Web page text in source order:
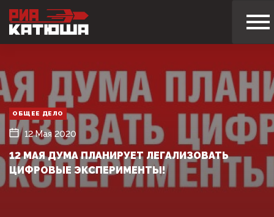
ОБЩЕЕ ДЕЛО
12 Мая 2020
12 МАЯ ДУМА ПЛАНИРУЕТ ЛЕГАЛИЗОВАТЬ
ЦИФРОВЫЕ ЭКСПЕРИМЕНТЫ!